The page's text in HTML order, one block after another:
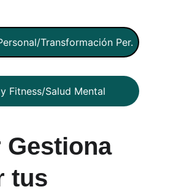
Gestiona
tus
Transformación Per.
Fitness/Salud Mental